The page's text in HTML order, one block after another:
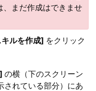
、まだ作成はできませ
ルを作成] をクリック
の横（下のスクリーン
されている部分）にあ